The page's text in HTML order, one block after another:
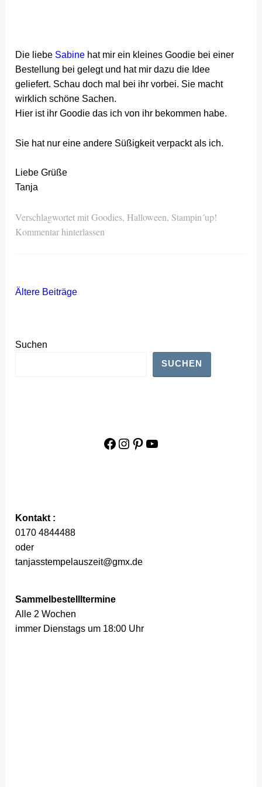
Die liebe Sabine hat mir ein kleines Goodie bei einer
Bestellung bei gelegt und hat mir dazu die Idee
geliefert. Schau doch mal bei ihr vorbei. Sie macht
wirklich schöne Sachen.
Hier ist ihr Goodie das ich von ihr bekommen habe.
Sie hat nur eine andere Süßigkeit verpackt als ich.
Liebe Grüße
Tanja
Verschlagwortet mitGoodies,Halloween, Stampin´up!
Kommentar hinterlassen
Beitragsnavigation
Ältere Beiträge
Suchen
SUCHEN
Facebook
Instagram
Pinterest
YouTube
Kontakt :
0170 4844488
oder
tanjasstempelauszeit@gmx.de
Sammelbestellltermine
Alle 2 Wochen
immer Dienstags um 18:00 Uhr